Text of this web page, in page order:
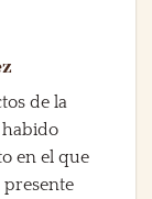
de la
en el que
presente